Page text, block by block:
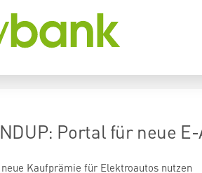
Portal für neue
Kaufprämie für Elektroautos nutzen